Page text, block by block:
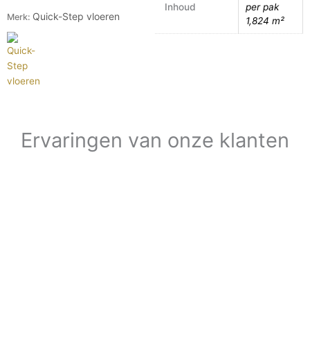
Merk: Quick-Step vloeren
Inhoud
per pak
1,824 m²
Ervaringen van onze klanten